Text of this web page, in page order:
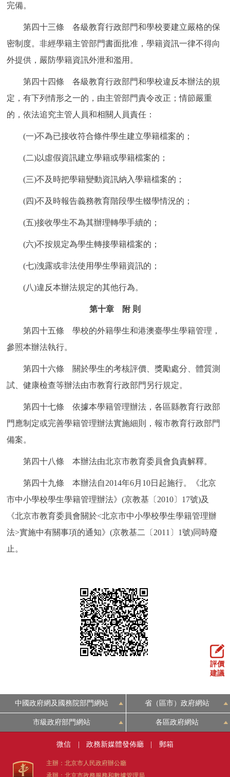
完備。
第四十三條 各級教育行政部門和學校要建立嚴格的保
密制度。非經學籍主管部門書面批准，學籍資訊一律不得向
外提供，嚴防學籍資訊外泄和濫用。
第四十四條 各級教育行政部門和學校違反本辦法的規
定，有下列情形之一的，由主管部門責令改正；情節嚴重
的，依法追究主管人員和相關人員責任：
(一)不為已接收符合條件學生建立學籍檔案的；
(二)以虛假資訊建立學籍或學籍檔案的；
(三)不及時把學籍變動資訊納入學籍檔案的；
(四)不及時報告義務教育階段學生輟學情況的；
(五)接收學生不為其辦理轉學手續的；
(六)不按規定為學生轉接學籍檔案的；
(七)洩露或非法使用學生學籍資訊的；
(八)違反本辦法規定的其他行為。
第十章 附 則
第四十五條 學校的外籍學生和港澳臺學生學籍管理，
參照本辦法執行。
第四十六條 關於學生的考核評價、獎勵處分、體質測
試、健康檢查等辦法由市教育行政部門另行規定。
第四十七條 依據本學籍管理辦法，各區縣教育行政部
門應制定或完善學籍管理辦法實施細則，報市教育行政部門
備案。
第四十八條 本辦法由北京市教育委員會負責解釋。
第四十九條 本辦法自2014年6月10日起施行。《北京
市中小學校學生學籍管理辦法》(京教基〔2010〕17號)及
《北京市教育委員會關於<北京市中小學校學生學籍管理辦
法>實施中有關事項的通知》(京教基二〔2011〕1號)同時廢
止。
評價
建議
中國政府網及國務院部門網站 省（區市）政府網站
市級政府部門網站 各區政府網站
微信 政務新媒體發佈廳 郵箱
主辦：北京市人民政府辦公廳
承辦：北京市政務服務和數據管理局